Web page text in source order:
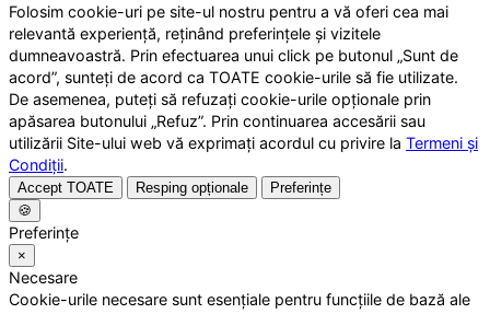
Folosim cookie-uri pe site-ul nostru pentru a vă oferi cea mai
relevantă experiență, reținând preferințele și vizitele
dumneavoastră. Prin efectuarea unui click pe butonul „Sunt de
acord”, sunteți de acord ca TOATE cookie-urile să fie utilizate.
De asemenea, puteți să refuzați cookie-urile opționale prin
apăsarea butonului „Refuz”. Prin continuarea accesării sau
utilizării Site-ului web vă exprimați acordul cu privire la Termeni și
Condiții.
Accept TOATE Resping opționale
Preferințe
🍪
Preferințe
×
Necesare
Cookie-urile necesare sunt esențiale pentru funcțiile de bază ale